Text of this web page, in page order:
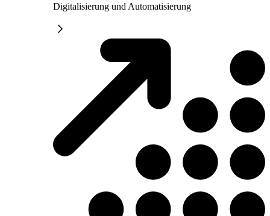
Digitalisierung und Automatisierung